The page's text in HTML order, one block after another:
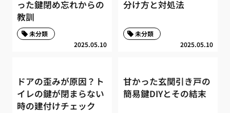
った鍵閉め忘れからの
教訓
2025.05.10
未分類
分け方と対処法
2025.05.10
未分類
ドアの歪みが原因？ト
イレの鍵が閉まらない
時の建付けチェック
甘かった玄関引き戸の
簡易鍵DIYとその結末